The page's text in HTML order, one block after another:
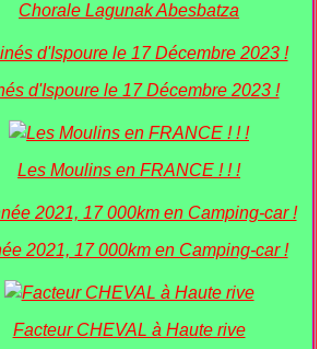
Chorale Lagunak Abesbatza
d'Ispoure le 17 Décembre 2023 !
Les Moulins en FRANCE ! ! !
2021, 17 000km en Camping-car !
Facteur CHEVAL à Haute rive